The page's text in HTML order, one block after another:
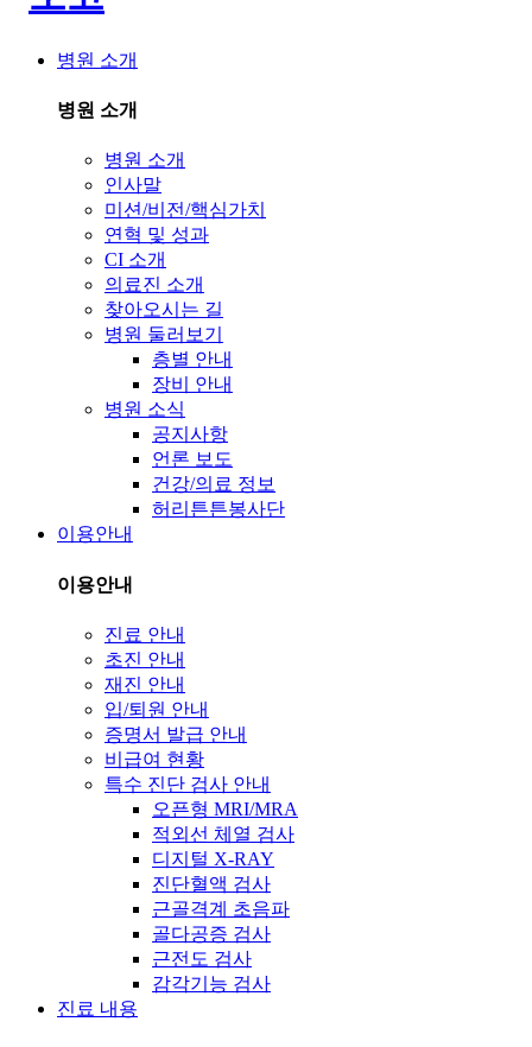
병원 소개
병원 소개
병원 소개
인사말
미션/비전/핵심가치
연혁 및 성과
CI 소개
의료진 소개
찾아오시는 길
병원 둘러보기
층별 안내
장비 안내
병원 소식
공지사항
언론 보도
건강/의료 정보
허리튼튼봉사단
이용안내
이용안내
진료 안내
초진 안내
재진 안내
입/퇴원 안내
증명서 발급 안내
비급여 현황
특수 진단 검사 안내
오픈형 MRI/MRA
적외선 체열 검사
디지털 X-RAY
진단혈액 검사
근골격계 초음파
골다공증 검사
근전도 검사
감각기능 검사
진료 내용